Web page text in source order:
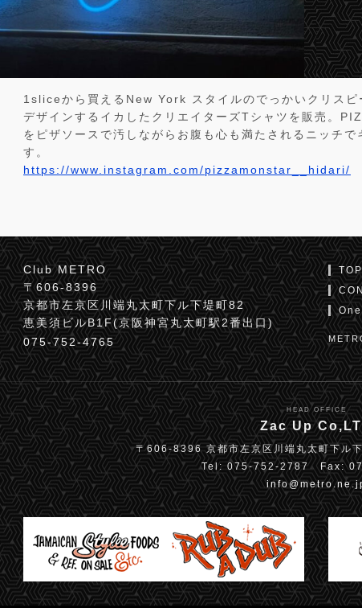
1sliceから買えるNew York スタイルのでっかいクリスピ
デザインするイカしたクリエイターズTシャツを販売。
をピザソースで汚しながらお腹も心も満たされるニッチ
す。
https://www.instagram.com/pizzamonstar__hidari/
Club METRO
〒606-8396
京都市左京区川端丸太町下ル下堤町82
恵美須ビルB1F(京阪神宮丸太町駅2番出口)
075-752-4765
TOP
HEAD OFFICE
Zac Up
〒606-8396 京都市左京区川端丸太町下ル
Tel: 075-752-2787 Fax: